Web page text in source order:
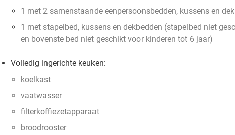
1 met 2 samenstaande eenpersoonsbedden, kussens en
1 met stapelbed, kussens en dekbedden (stapelbed niet
en bovenste bed niet geschikt voor kinderen tot 6 jaar)
Volledig ingerichte keuken:
koelkast
vaatwasser
filterkoffiezetapparaat
broodrooster